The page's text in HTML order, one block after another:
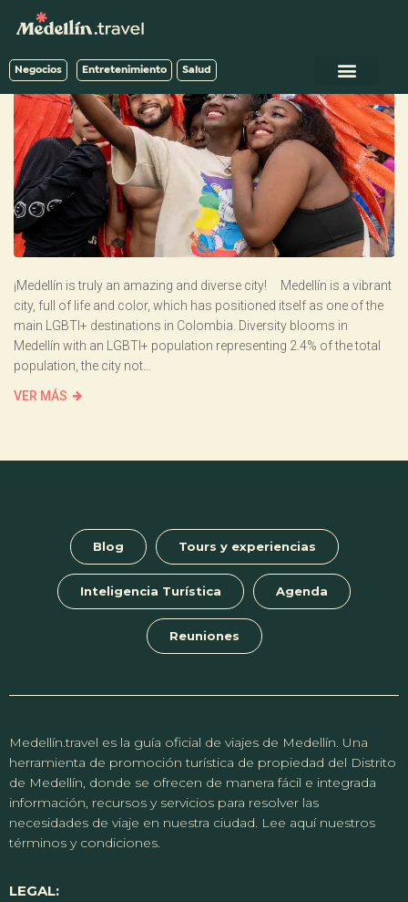
Negocios Entretenimiento Salud
¡Medellín is truly an amazing and diverse city! Medellín is a vibrant
city, full of life and color, which has positioned itself as one of the
main LGBTI+ destinations in Colombia. Diversity blooms in
Medellín with an LGBTI+ population representing 2.4% of the total
population, the city not...
VER MÁS
Blog Tours y experiencias
Inteligencia Turística Agenda
Reuniones
Medellín.travel es la guía oficial de viajes de Medellín. Una
herramienta de promoción turística de propiedad del Distrito
de Medellín, donde se ofrecen de manera fácil e integrada
información, recursos y servicios para resolver las
necesidades de viaje en nuestra ciudad. Lee aquí nuestros
términos y condiciones.
LEGAL: